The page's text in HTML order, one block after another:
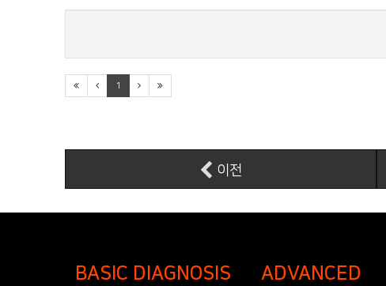
1
이전
BASIC DIAGNOSIS
ADVANCED